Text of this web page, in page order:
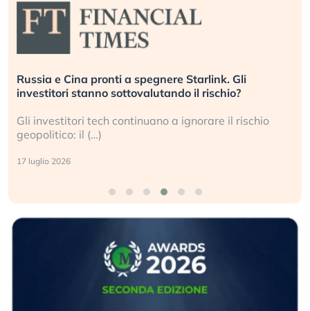
Russia e Cina pronti a spegnere Starlink. Gli
investitori stanno sottovalutando il rischio?
Gli investitori tech continuano a ignorare il rischio
geopolitico: il (…)
17 luglio 2026